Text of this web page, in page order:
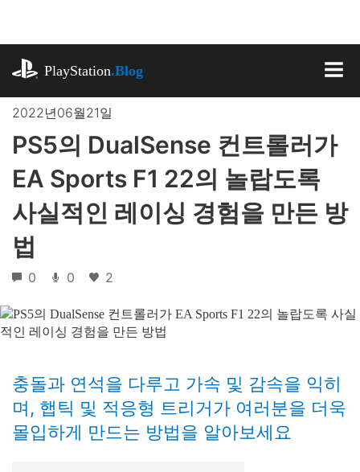
로
뛰
PlayStation.Blog
2022년06월21일
PS5의 DualSense 컨트롤러가
EA Sports F1 22의 놀랍도록
사실적인 레이싱 경험을 만든 방
법
0 0 2
충돌과 연석을 다루고 가속 및 감속을 익히
며, 햅틱 및 적응형 트리거가 여러분을 더욱
몰입하게 만드는 방법을 알아보세요